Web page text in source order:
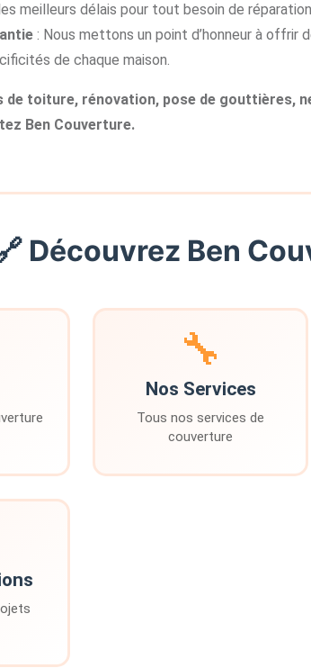
meilleurs délais pour tout besoin de
: Nous mettons un point d’honneur à offrir
de chaque maison.
de toiture, rénovation, pose de gouttières,
Ben Couverture.
Découvrez Ben
🔧
Nos Services
Tous nos services de
couverture